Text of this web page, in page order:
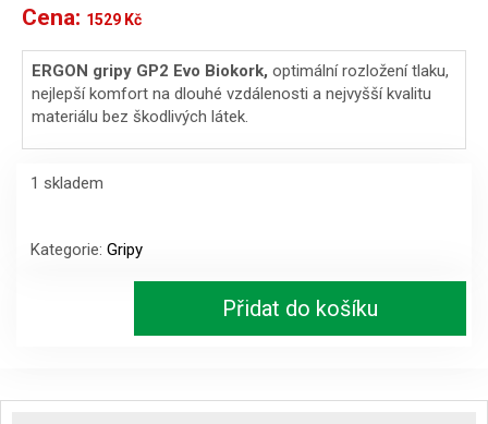
Cena: 1529 Kč
ERGON gripy GP2 Evo Biokork, optimální rozložení tlaku,
nejlepší komfort na dlouhé vzdálenosti a nejvyšší kvalitu
materiálu bez škodlivých látek.
1 skladem
gripy
GP2
Kategorie: Gripy
Přidat do košíku